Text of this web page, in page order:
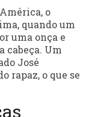
o
quando um
uma onça e
cabeça. Um
José
rapaz, o que se